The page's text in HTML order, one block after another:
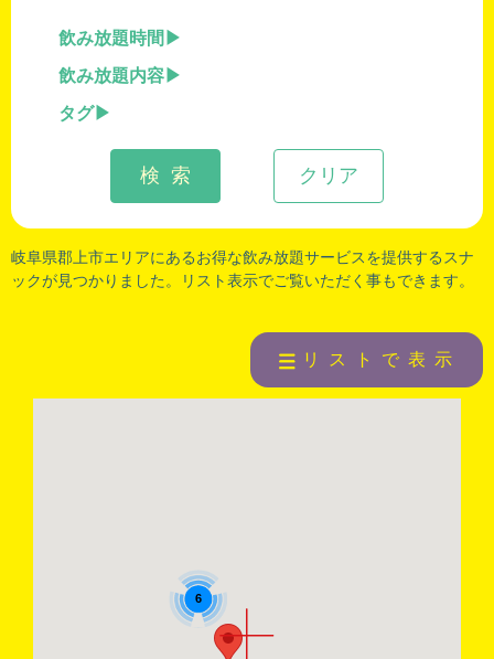
飲み放題時間
飲み放題内容
タグ
クリア
検 索
岐阜県郡上市エリアにあるお得な飲み放題サービスを提供するスナ
ックが見つかりました。リスト表示でご覧いただく事もできます。
リストで表示
6